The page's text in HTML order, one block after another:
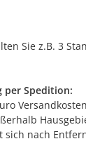
Sie z.B. 3
per Spedition:
nach